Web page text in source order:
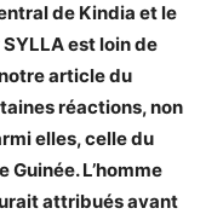
de Kindia et le
est loin de
article du
réactions, non
elles, celle du
L’homme
attribués avant